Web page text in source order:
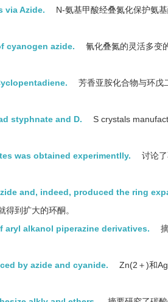
via Azide.
N-氨基甲酸经叠氮化保护氨
cyanogen azide.
氰化叠氮的灵活多变
芳香亚胺化合物与环戊
styphnate and D.
S crystals
was obtained experimentlly.
讨论
and, indeed, produced the ring
到扩大的环酮。
alkanol piperazine derivatives.
by azide and cyanide.
Zn(2＋)和